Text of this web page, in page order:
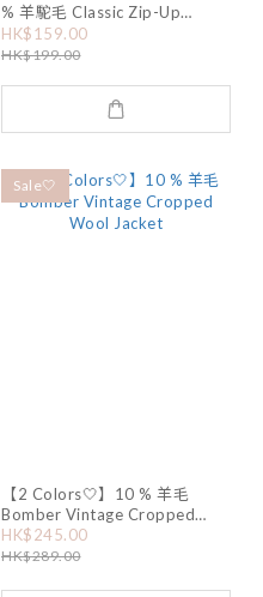
% 羊駝毛 Classic Zip-Up
Striped Polo Knit
HK$159.00
HK$199.00
Sale🤍
【2 Colors🤍】10 % 羊毛
Bomber Vintage Cropped
Wool Jacket
HK$245.00
HK$289.00